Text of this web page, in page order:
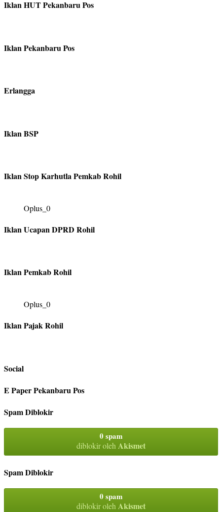
Iklan HUT Pekanbaru Pos
Iklan Pekanbaru Pos
Erlangga
Iklan BSP
Iklan Stop Karhutla Pemkab Rohil
Oplus_0
Iklan Ucapan DPRD Rohil
Iklan Pemkab Rohil
Oplus_0
Iklan Pajak Rohil
Social
E Paper Pekanbaru Pos
Spam Diblokir
0 spam
diblokir olehAkismet
Spam Diblokir
0 spam
diblokir oleh Akismet